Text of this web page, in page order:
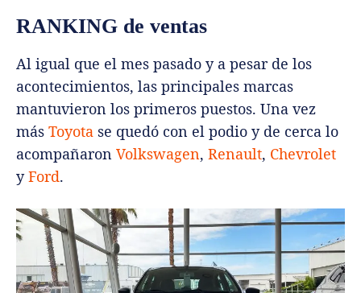
RANKING de ventas
Al igual que el mes pasado y a pesar de los
acontecimientos, las principales marcas
mantuvieron los primeros puestos. Una vez
más Toyota se quedó con el podio y de cerca lo
acompañaron Volkswagen, Renault, Chevrolet
yFord.